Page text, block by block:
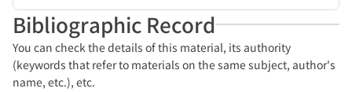
Bibliographic Record
You can check the details of this material, its authority
(keywords that refer to materials on the same subject, author's
name, etc.), etc.